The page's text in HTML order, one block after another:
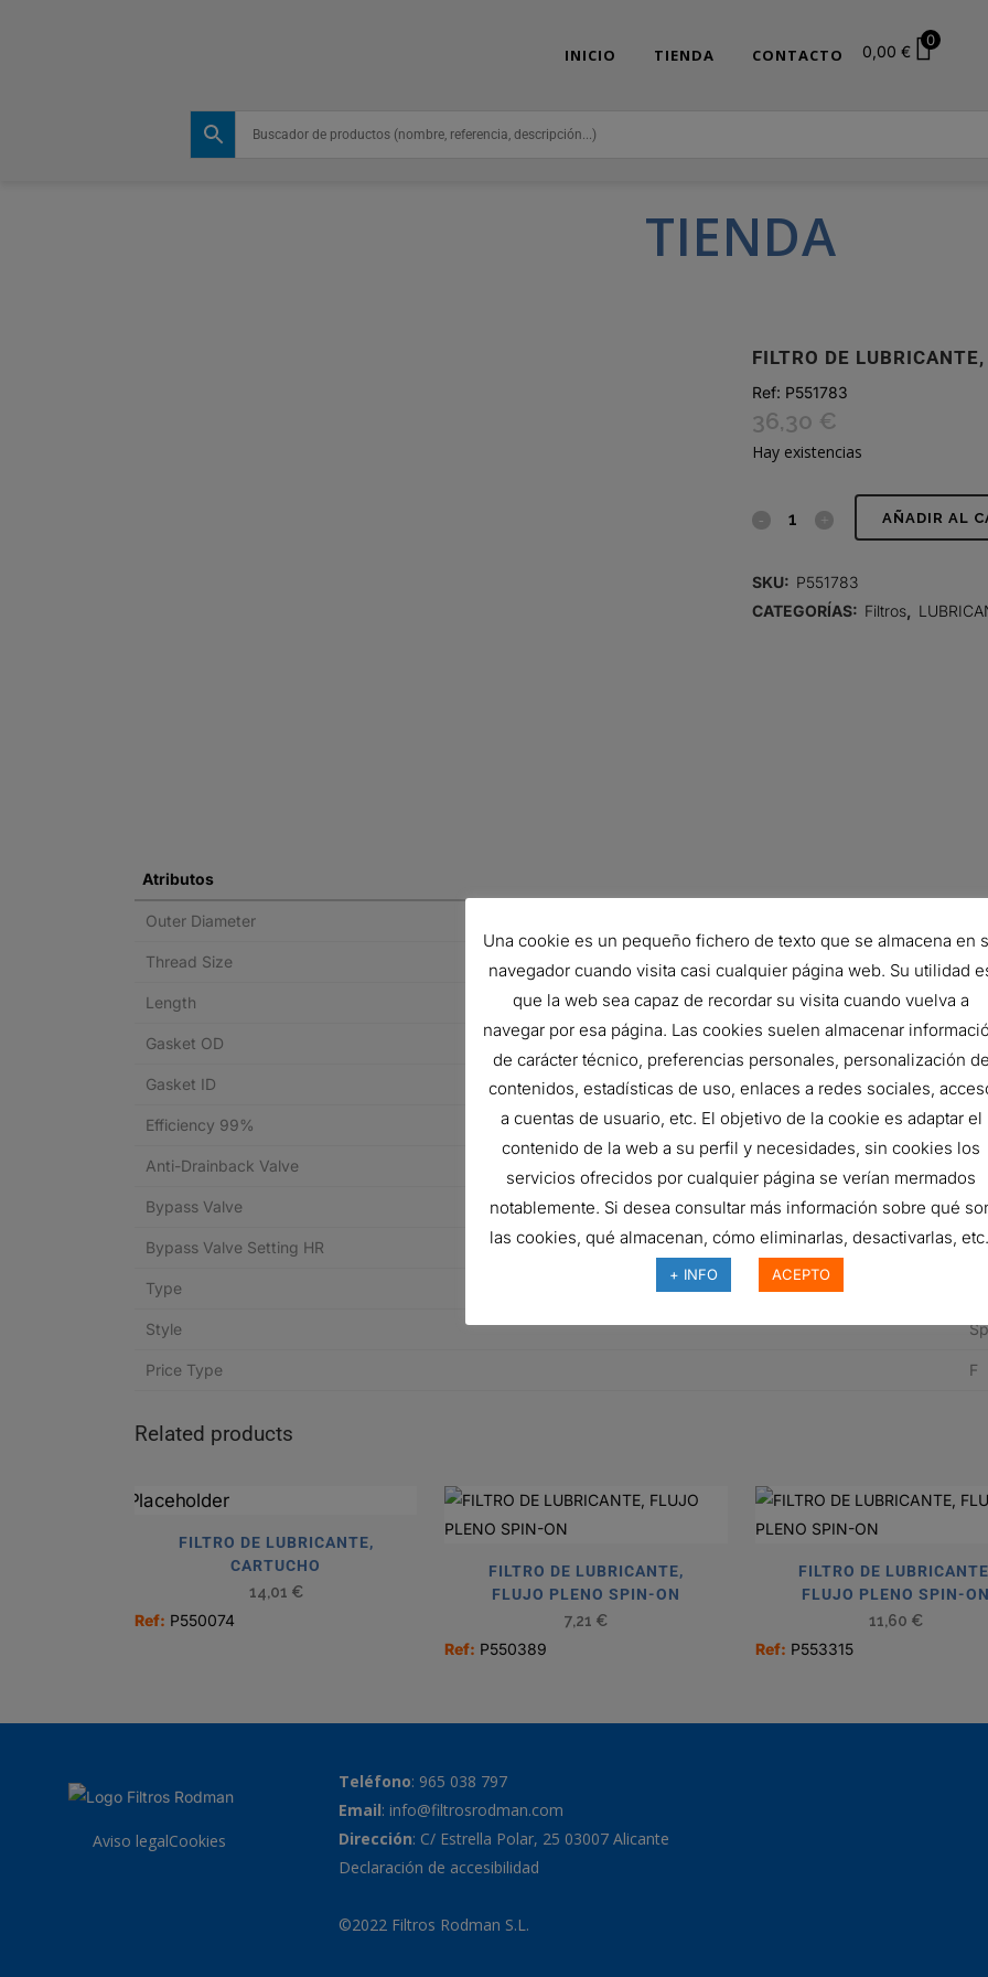
INICIO TIENDA CONTACTO 0,00 €
0
TIENDA
FILTRO DE
Ref: P551783
36,30 €
Hay existencias
FILTRO
LUBRICANTE,
AÑADIR AL
SKU: P551783
CATEGORÍAS: Filtros
Atributos
Outer Diameter
Thread Size
Length
Gasket OD 61
Gasket ID 57
Efficiency 99%
Anti-Drainback Valve
Bypass Valve
Bypass Valve Setting HR
Type
Style
Price Type F
Related products
FILTRO DE LUBRICANTE,
CARTUCHO
14,01 €
Ref: P550074
FILTRO DE LUBRICANTE,
FLUJO PLENO SPIN-ON
7,21 €
Ref: P550389
FILTRO DE
FLUJO PLENO SPIN-ON
11,60 €
Ref: P553315
Aviso legalCookies
Teléfono: 965 038 797
Email: info@filtrosrodman.com
Dirección: C/ Estrella Polar, 25 03007 Alicante
Declaración de accesibilidad
©2022 Filtros Rodman S.L.
Una cookie es un pequeño fichero de texto que se almacena en
navegador cuando visita casi cualquier página web. Su utilidad
que la web sea capaz de recordar su visita cuando vuelva a
navegar por esa página. Las cookies suelen almacenar
de carácter técnico, preferencias personales, personalización de
contenidos, estadísticas de uso, enlaces a redes sociales,
a cuentas de usuario, etc. El objetivo de la cookie es adaptar el
contenido de la web a su perfil y necesidades, sin cookies los
servicios ofrecidos por cualquier página se verían mermados
notablemente. Si desea consultar más información sobre qué
las cookies, qué almacenan, cómo eliminarlas, desactivarlas,
+ INFO ACEPTO